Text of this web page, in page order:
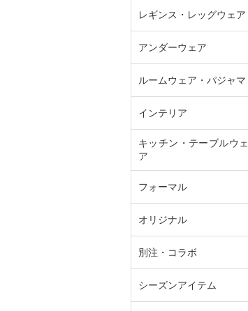
レギンス・レッグウェア
アンダーウェア
ルームウェア・パジャマ
インテリア
キッチン・テーブルウェ
ア
フォーマル
オリジナル
別注・コラボ
シーズンアイテム